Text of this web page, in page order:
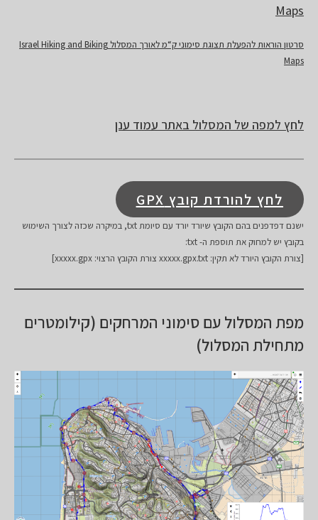
Maps
סרטון הוראות להפעלת תצוגת סימוני ק“מ לאורך המסלול Israel Hiking and Biking
Maps
לחץ למפה של המסלול באתר עמוד ענן
לחץ להורדת קובץ GPX
ישנם דפדפנים בהם הקובץ שיורד יורד עם סיומת txt, במיקרה שכזה לצורך השימוש
בקובץ יש למחוק את תוספת ה- txt:
[צורת הקובץ היורד לא תקין: xxxxx.gpx.txt צורת הקובץ הרצוי: xxxxx.gpx]
מפת המסלול עם סימוני המרחקים (קילומטרים
מתחילת המסלול)